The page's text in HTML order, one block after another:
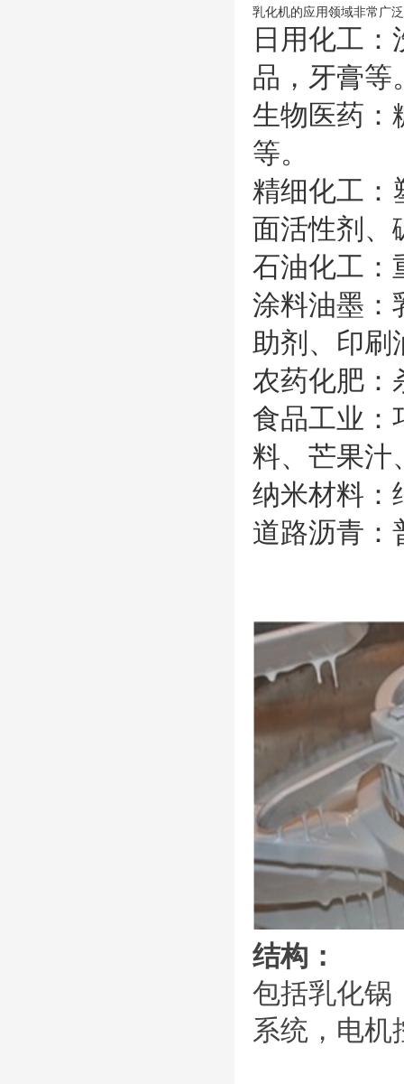
乳化机的应用领域非常广
日用化工
品 ，牙膏等
生物医药：
等。
精细化工：
面活性剂、
石油化工：
涂料油墨：
助剂、印刷
农药化肥：
食品工业：
料、芒果汁
纳米材料：
道路沥青：
结构：
包括乳化锅
系统，电机